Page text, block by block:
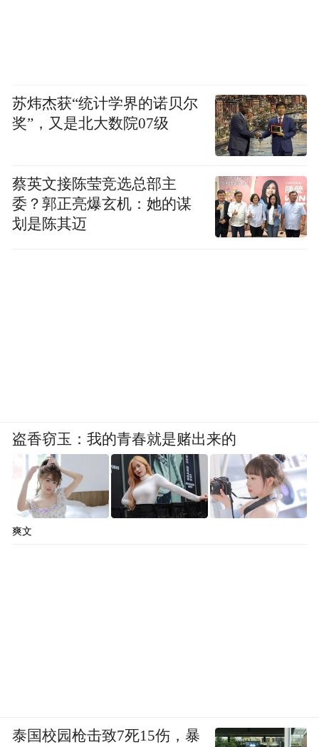
苏炜杰获“统计学界的诺贝尔
奖”，又是北大数院07级
蔡英文接陈莹竞选总部主
委？郭正亮爆玄机：她的谋
划是陈其迈
盗香窃玉：我的青春就是赌出来的
爽文
泰国校园枪击致7死15伤，暴